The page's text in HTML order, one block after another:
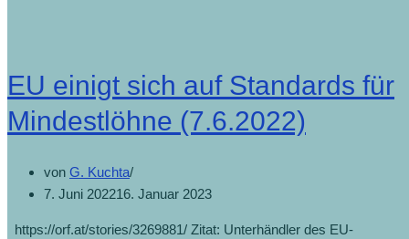
EU einigt sich auf Standards für
Mindestlöhne (7.6.2022)
von G. Kuchta
7. Juni 202216. Januar 2023
https://orf.at/stories/3269881/ Zitat: Unterhändler des EU-